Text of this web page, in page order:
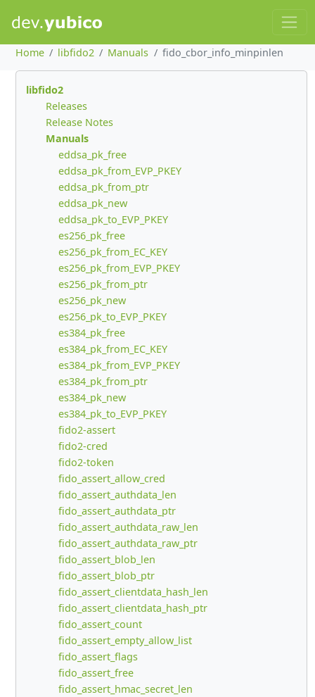
Home libfido2 Manuals fido_cbor_info_minpinlen
libfido2
Releases
Release Notes
Manuals
eddsa_pk_free
eddsa_pk_from_EVP_PKEY
eddsa_pk_from_ptr
eddsa_pk_new
eddsa_pk_to_EVP_PKEY
es256_pk_free
es256_pk_from_EC_KEY
es256_pk_from_EVP_PKEY
es256_pk_from_ptr
es256_pk_new
es256_pk_to_EVP_PKEY
es384_pk_free
es384_pk_from_EC_KEY
es384_pk_from_EVP_PKEY
es384_pk_from_ptr
es384_pk_new
es384_pk_to_EVP_PKEY
fido2-assert
fido2-cred
fido2-token
fido_assert_allow_cred
fido_assert_authdata_len
fido_assert_authdata_ptr
fido_assert_authdata_raw_len
fido_assert_authdata_raw_ptr
fido_assert_blob_len
fido_assert_blob_ptr
fido_assert_clientdata_hash_len
fido_assert_clientdata_hash_ptr
fido_assert_count
fido_assert_empty_allow_list
fido_assert_flags
fido_assert_free
fido_assert_hmac_secret_len